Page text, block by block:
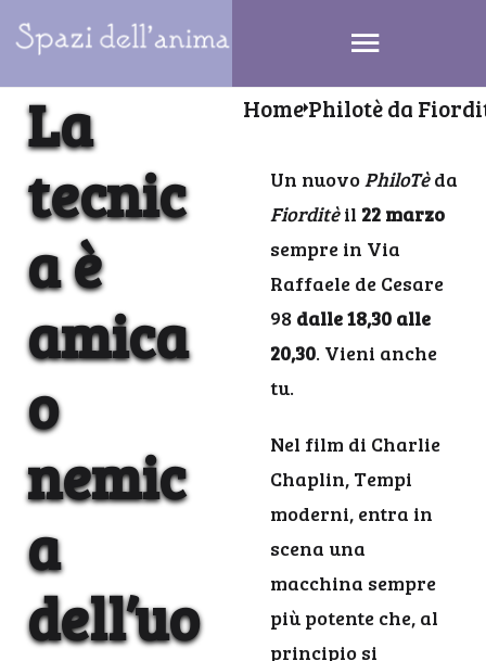
La
tecnic
a è
amica
o
nemic
a
dell’uo
HomePhilotè da
Un nuovoPhiloTèda
Fiorditèil 22 marzo
sempre in Via
Raffaele de Cesare
98 dalle 18,30 alle
20,30. Vieni anche
tu.
Nel film di Charlie
Chaplin, Tempi
moderni, entra in
scena una
macchina sempre
più potente che, al
principio si